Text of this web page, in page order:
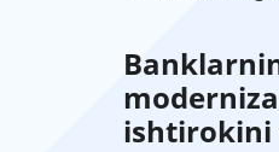
ishtirokini